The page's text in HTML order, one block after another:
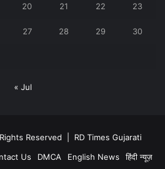
20 21 22 23
27 28 29 30
« Jul
Reserved | RD Times Gujarati
Us DMCA English News हिंदी न्यूज़